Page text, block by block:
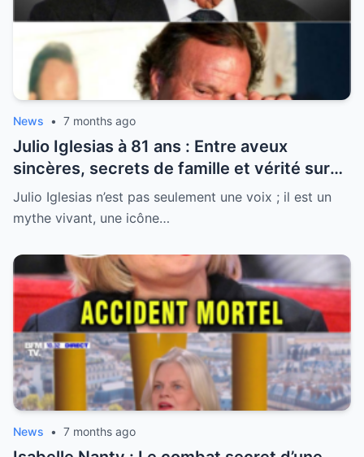
News • 7 months ago
Julio Iglesias à 81 ans : Entre aveux
sincères, secrets de famille et vérité sur
sa santé, la légende se livre enfin
Julio Iglesias n’est pas seulement une voix ; il est un
mythe vivant, une icône…
News • 7 months ago